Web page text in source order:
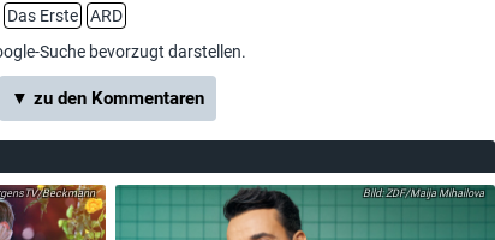
Das Erste
ARD
Suche bevorzugt darstellen.
▼ zu den Kommentaren
Beckmann ZDF/Maija Mihailova